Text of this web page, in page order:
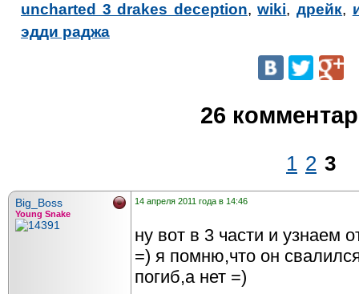
uncharted 3 drakes deception,wiki,дрейк,
эдди раджа
26
1 2 3
Big_Boss
Young Snake
14 апреля 2011 года в 14:46
ну вот в 3 части и узнаем
=) я помню,что он
погиб,а нет =)